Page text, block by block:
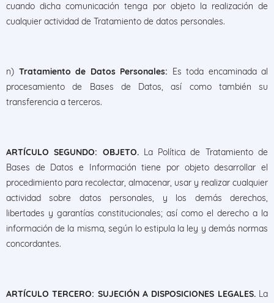
cuando dicha comunicación tenga por objeto la realización de
cualquier actividad de Tratamiento de datos personales.
n) Tratamiento de Datos Personales: Es toda encaminada al
procesamiento de Bases de Datos, así como también su
transferencia a terceros.
ARTÍCULO SEGUNDO: OBJETO. La Política de Tratamiento de
Bases de Datos e Información tiene por objeto desarrollar el
procedimiento para recolectar, almacenar, usar y realizar cualquier
actividad sobre datos personales, y los demás derechos,
libertades y garantías constitucionales; así como el derecho a la
información de la misma, según lo estipula la ley y demás normas
concordantes.
ARTÍCULO TERCERO: SUJECIÓN A DISPOSICIONES LEGALES. La